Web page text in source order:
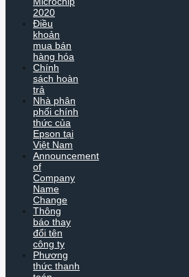
2020
Điều
khoản
mua bán
hàng hóa
Chính
sách hoàn
trả
Nhà phân
phối chính
thức của
Epson tại
Việt Nam
Announcement
of
Company
Name
Change
Thông
báo thay
đổi tên
công ty
Phương
thức thanh